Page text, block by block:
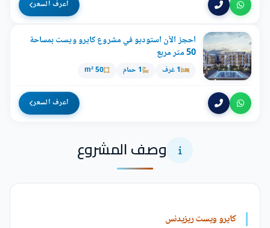
اعرف السعر
احجز الآن استوديو في مشروع كايرو ويست بمساحة
50 متر مربع
1 غرف 1 حمام 50 m²
اعرف السعر
وصف المشروع
كايرو ويست ريزيدنس